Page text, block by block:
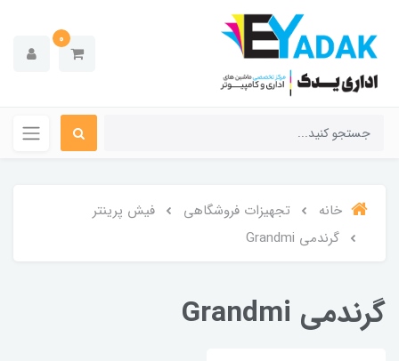
0
خانه تجهیزات فروشگاهی
فیش پرینتر
گرندمی Grandmi
گرندمی Grandmi